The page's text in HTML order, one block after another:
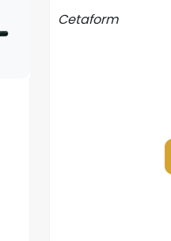
Cetaform